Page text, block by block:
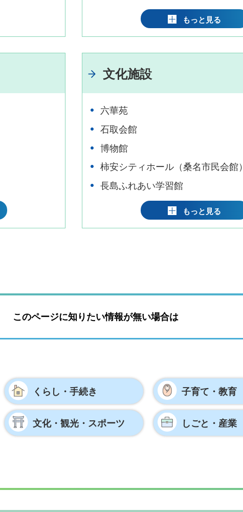
もっと見る
文化施設
六華苑
石取会館
博物館
柿安シティホール（桑名市民会館）
長島ふれあい学習館
もっと見る
このページに知りたい情報が無い場合は
くらし・手続き 子育て・教育
文化・観光・ スポーツ しごと・産業